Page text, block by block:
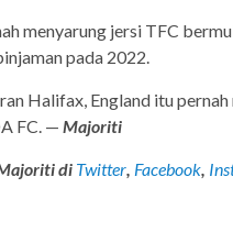
menyarung jersi TFC
pada 2022.
Halifax, England itu
FC. — Majoriti
di Twitter, Facebook,